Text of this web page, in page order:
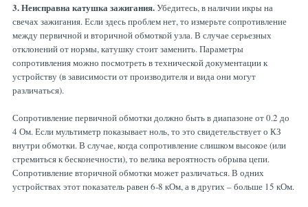
3. Неисправна катушка зажигания.Убедитесь, в наличии икры на
свечах зажигания. Если здесь проблем нет, то измерьте сопротивление
между первичной и вторичной обмоткой узла. В случае серьезных
отклонений от нормы, катушку стоит заменить. Параметры
сопротивления можно посмотреть в технической документации к
устройству (в зависимости от производителя и вида они могут
различаться).
Сопротивление первичной обмотки должно быть в диапазоне от 0.2 до
4 Ом. Если мультиметр показывает ноль, то это свидетельствует о КЗ
внутри обмотки. В случае, когда сопротивление слишком высокое (или
стремиться к бесконечности), то велика вероятность обрыва цепи.
Сопротивление вторичной обмотки может различаться. В одних
устройствах этот показатель равен 6-8 кОм, а в других – больше 15 кОм.